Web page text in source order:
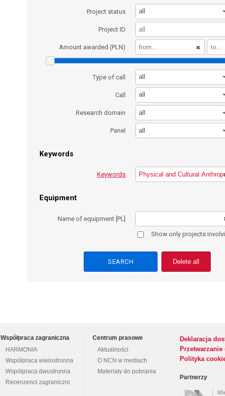
Project status all
Project ID
Amount awarded (PLN)
Type of call all
Call all
Research domain all
Panel all
Keywords
Keywords
Equipment
Name of equipment [PL]
Show only projects
Delete all
Współpraca zagraniczna
HARMONIA
Współpraca wielostronna
Współpraca dwustronna
Recenzenci zagraniczni
Centrum prasowe
Aktualności
O NCN w mediach
Materiały do pobrania
Deklaracja
Polityka
Partnerzy